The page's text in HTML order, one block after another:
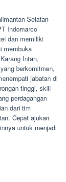
Selatan –
Indomarco
dan memiliki
membuka
Intan,
berkomitmen,
jabatan di
tinggi, skill
perdagangan
dari tim
Cepat ajukan
untuk menjadi